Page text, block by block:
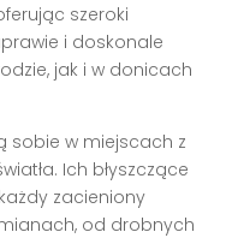
szeroki
i doskonale
jak i w donicach
sobie w miejscach z
Ich błyszczące
zacieniony
od drobnych